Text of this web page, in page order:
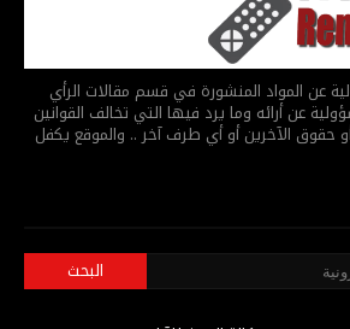
عن المواد المنشورة في قسم مقالات الرأي
عن أرائه وما يرد فيها التي تخالف القوانين
حقوق الآخرين أو أي طرف آخر .. والموقع يكفل